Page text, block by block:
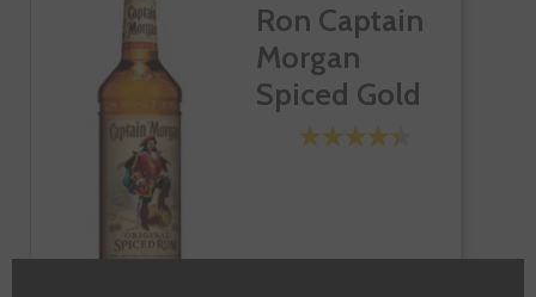
Ron Captain
Morgan
Spiced Gold